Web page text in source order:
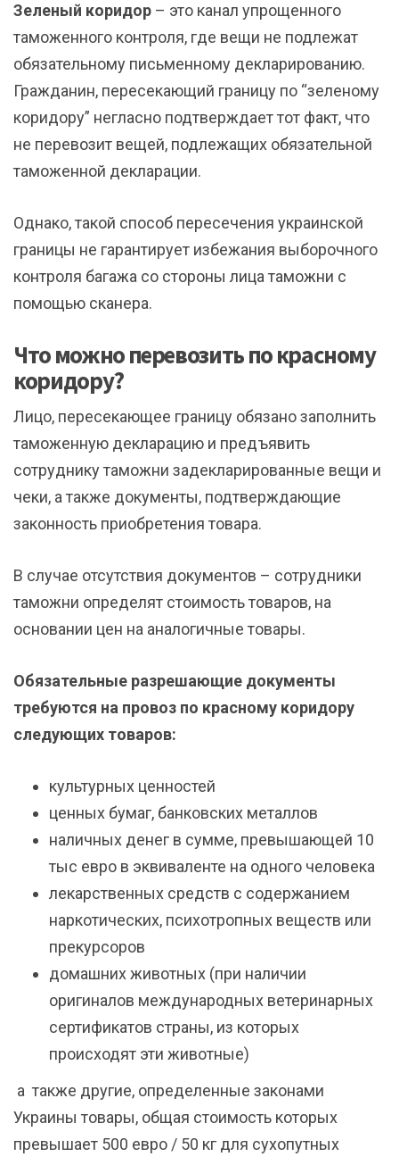
Зеленый коридор – это канал упрощенного
таможенного контроля, где вещи не подлежат
обязательному письменному декларированию.
Гражданин, пересекающий границу по “зеленому
коридору” негласно подтверждает тот факт, что
не перевозит вещей, подлежащих обязательной
таможенной декларации.
Однако, такой способ пересечения украинской
границы не гарантирует избежания выборочного
контроля багажа со стороны лица таможни с
помощью сканера.
Что можно перевозить по красному
коридору?
Лицо, пересекающее границу обязано заполнить
таможенную декларацию и предъявить
сотруднику таможни задекларированные вещи и
чеки, а также документы, подтверждающие
законность приобретения товара.
В случае отсутствия документов – сотрудники
таможни определят стоимость товаров, на
основании цен на аналогичные товары.
Обязательные разрешающие документы
требуются на провоз по красному коридору
следующих товаров:
культурных ценностей
ценных бумаг, банковских металлов
наличных денег в сумме, превышающей 10
тыс евро в эквиваленте на одного человека
лекарственных средств с содержанием
наркотических, психотропных веществ или
прекурсоров
домашних животных (при наличии
оригиналов международных ветеринарных
сертификатов страны, из которых
происходят эти животные)
а также другие, определенные законами
Украины товары, общая стоимость которых
превышает 500 евро / 50 кг для сухопутных